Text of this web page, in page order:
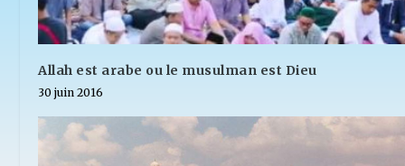
Allah est arabe ou le musulman est Dieu
30 juin 2016